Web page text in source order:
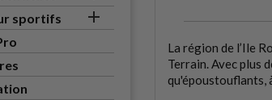
sportifs 
La région de l’Ile
Terrain. Avec plus
qu'époustouflants,